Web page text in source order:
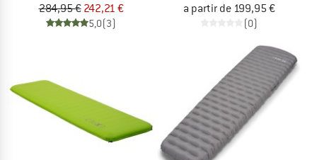
284,95 € 242,21 €
5,0(3)
a partir de 199,95 €
(0)